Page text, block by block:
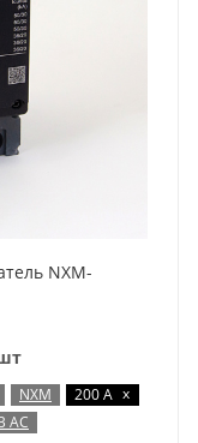
NXM-
NXM 200 А x
AC